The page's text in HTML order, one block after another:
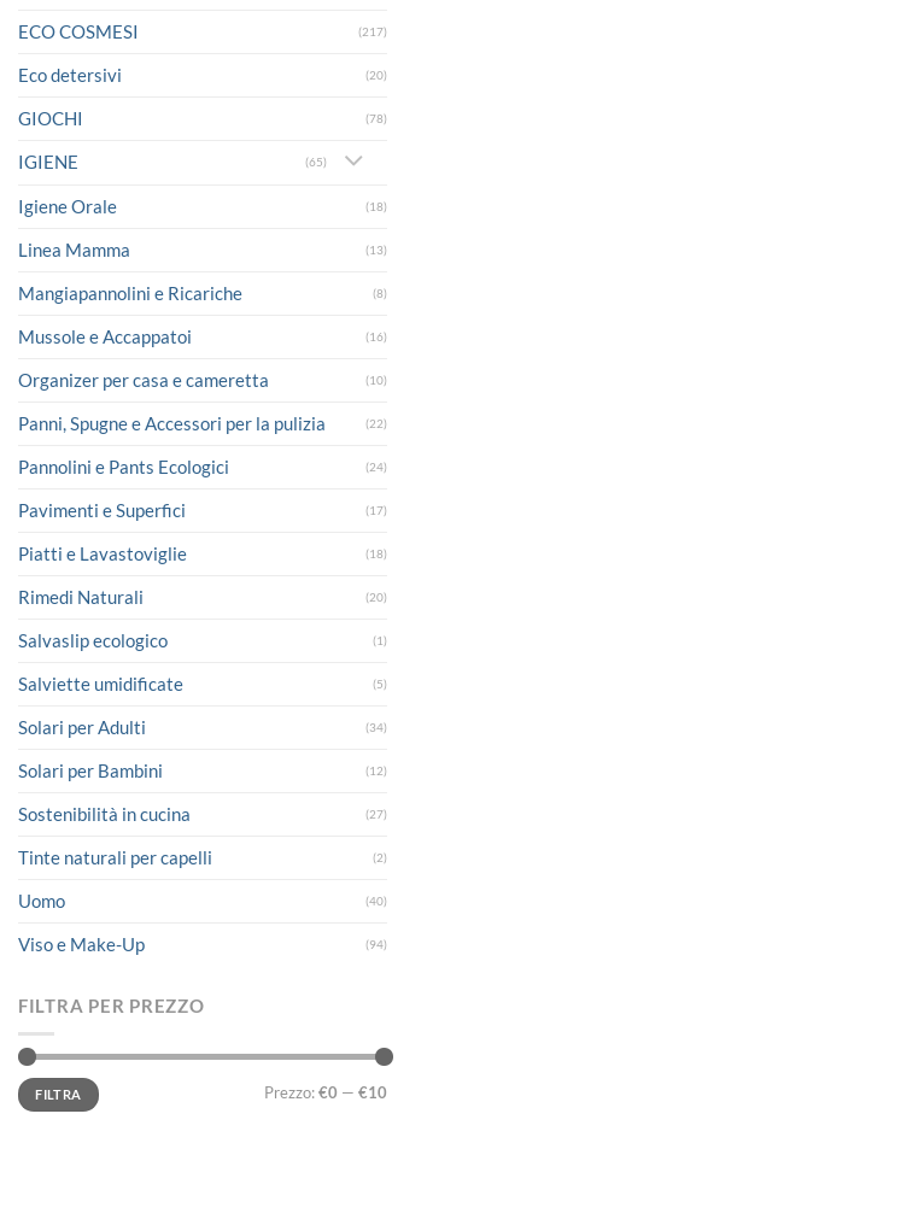
ECO COSMESI (217)
Eco detersivi (20)
GIOCHI (78)
IGIENE (65)
Igiene Orale (18)
Linea Mamma (13)
Mangiapannolini e Ricariche (8)
Mussole e Accappatoi (16)
Organizer per casa e cameretta (10)
Panni, Spugne e Accessori per la pulizia (22)
Pannolini e Pants Ecologici (24)
Pavimenti e Superfici (17)
Piatti e Lavastoviglie (18)
Rimedi Naturali (20)
Salvaslip ecologico (1)
Salviette umidificate (5)
Solari per Adulti (34)
Solari per Bambini (12)
Sostenibilità in cucina (27)
Tinte naturali per capelli (2)
Uomo (40)
Viso e Make-Up (94)
FILTRA PER PREZZO
Prezzo
Min
Prezzo
MaxFILTRA Prezzo:€0 — €10